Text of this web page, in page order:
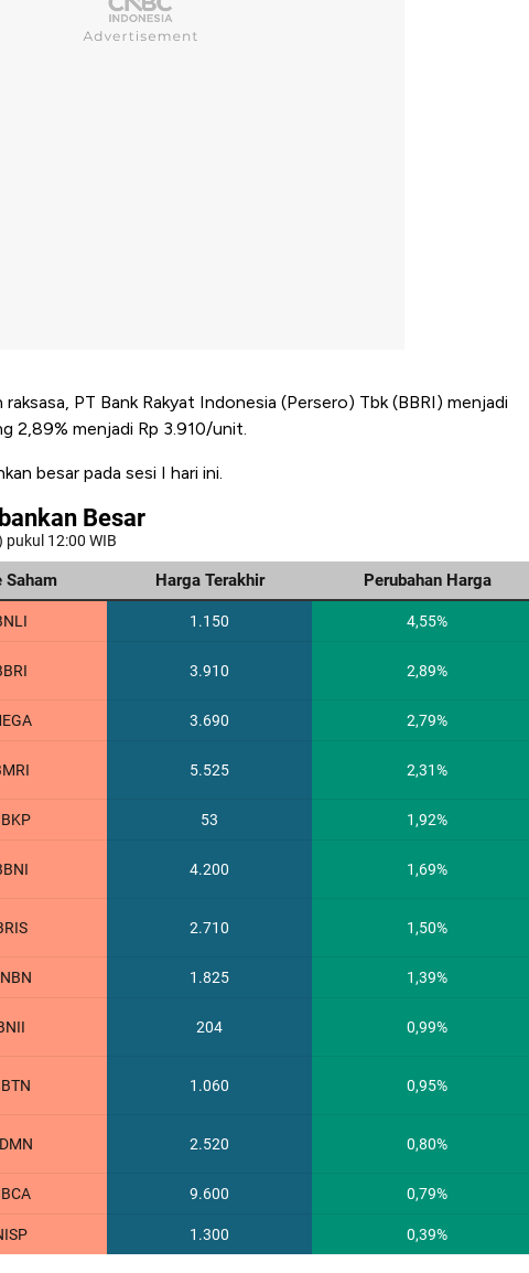
raksasa, PT Bank Rakyat Indonesia (Persero) Tbk (BBRI) menjadi
2,89% menjadi Rp 3.910/unit.
besar pada sesi I hari ini.
Tembaga Terbang ke Zona Berbahaya